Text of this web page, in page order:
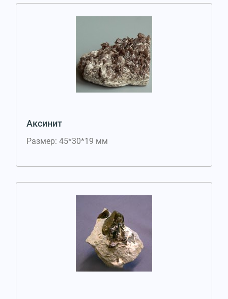
Аксинит
Размер: 45*30*19 мм